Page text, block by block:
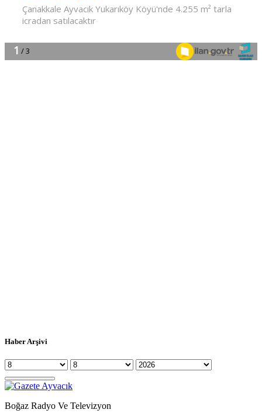
Haber Arşivi
Boğaz Radyo Ve Televizyon